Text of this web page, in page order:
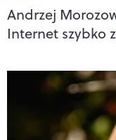
Andrzej
Internet szybko